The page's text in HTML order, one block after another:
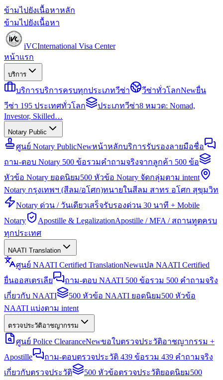
ข้ามไปยังเนื้อหาหลัก
ข้ามไปยังเนื้อหา
iVCInternational Visa Center
หน้าแรก
บริการ
บริการบริการครบทุกประเภทวีซ่า วีซ่าทั่วโลกNewยื่น
วีซ่า 195 ประเทศทั่วโลก
ประเภทวีซ่า8 หมวด: Nomad,
Investor, Skilled…
Notary Public
ศูนย์ Notary PublicNewหน้าหลักบริการรับรองลายมือชื่อ
ถาม-ตอบ Notary 500 ข้อรวมคำถามจริงจากลูกค้า 500 ข้อ
หัวข้อ Notary ยอดนิยม500 หัวข้อ Notary จัดกลุ่มตาม intent
Notary กรุงเทพฯ (สีลม/อโศก)ทนายในสีลม สาทร อโศก สุขุมวิท
Notary ด่วน / วันเดียวเสร็จรับรองด่วน 30 นาที + Mobile
Notary
Apostille & LegalizationApostille / MFA / สถานทูตครบ
ทุกประเทศ
NAATI Translation
ศูนย์ NAATI Certified TranslationNewแปล NAATI Certified
ยื่นออสเตรเลีย
ถาม-ตอบ NAATI 500 ข้อรวม 500 คำถามจริง
เกี่ยวกับ NAATI
500 หัวข้อ NAATI ยอดนิยม500 หัวข้อ
NAATI แบ่งตาม intent
ตรวจประวัติอาชญากรรม
ศูนย์ Police ClearanceNewขอใบตรวจประวัติอาชญากรรม +
Apostille
ถาม-ตอบตรวจประวัติ 439 ข้อรวม 439 คำถามจริง
เกี่ยวกับตรวจประวัติ
500 หัวข้อตรวจประวัติยอดนิยม500